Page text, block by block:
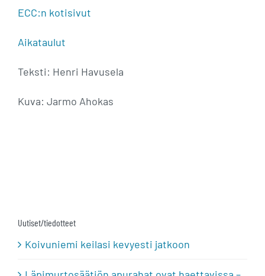
ECC:n kotisivut
Aikataulut
Teksti: Henri Havusela
Kuva: Jarmo Ahokas
Uutiset/tiedotteet
Koivuniemi keilasi kevyesti jatkoon